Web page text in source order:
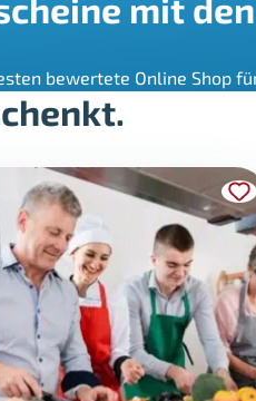
mit
bewertete Online Shop